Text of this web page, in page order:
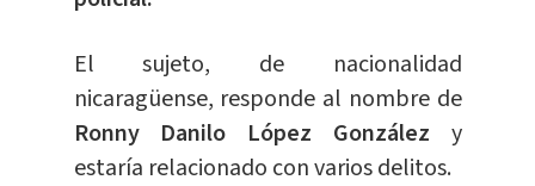
El sujeto, de nacionalidad
nicaragüense, responde al nombre de
Ronny Danilo López González y
estaría relacionado con varios delitos.